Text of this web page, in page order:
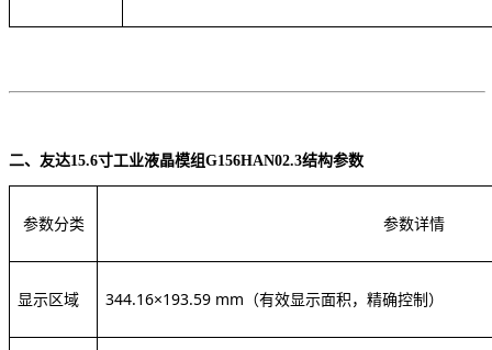
二、 友达15.6寸工业液晶模组G156HAN02.3结构参数
参数分类 参数详情
显示区域 344.16×193.59 mm （有效显示面积，精确控制）